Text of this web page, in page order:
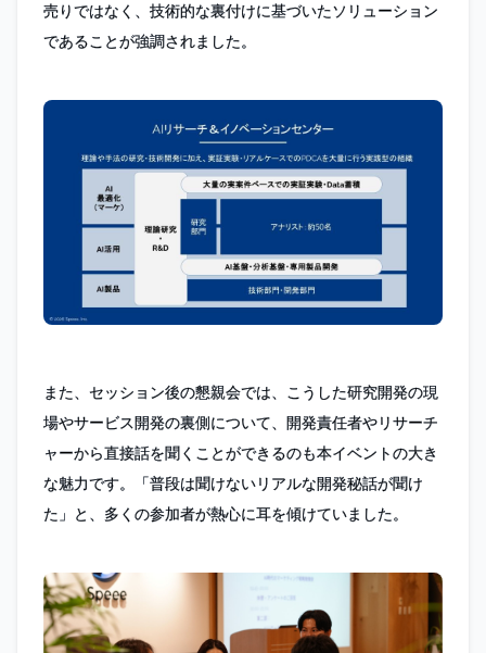
売りではなく、技術的な裏付けに基づいたソリューション
であることが強調されました。
また、セッション後の懇親会では、こうした研究開発の現
場やサービス開発の裏側について、開発責任者やリサーチ
ャーから直接話を聞くことができるのも本イベントの大き
な魅力です。「普段は聞けないリアルな開発秘話が聞け
た」と、多くの参加者が熱心に耳を傾けていました。